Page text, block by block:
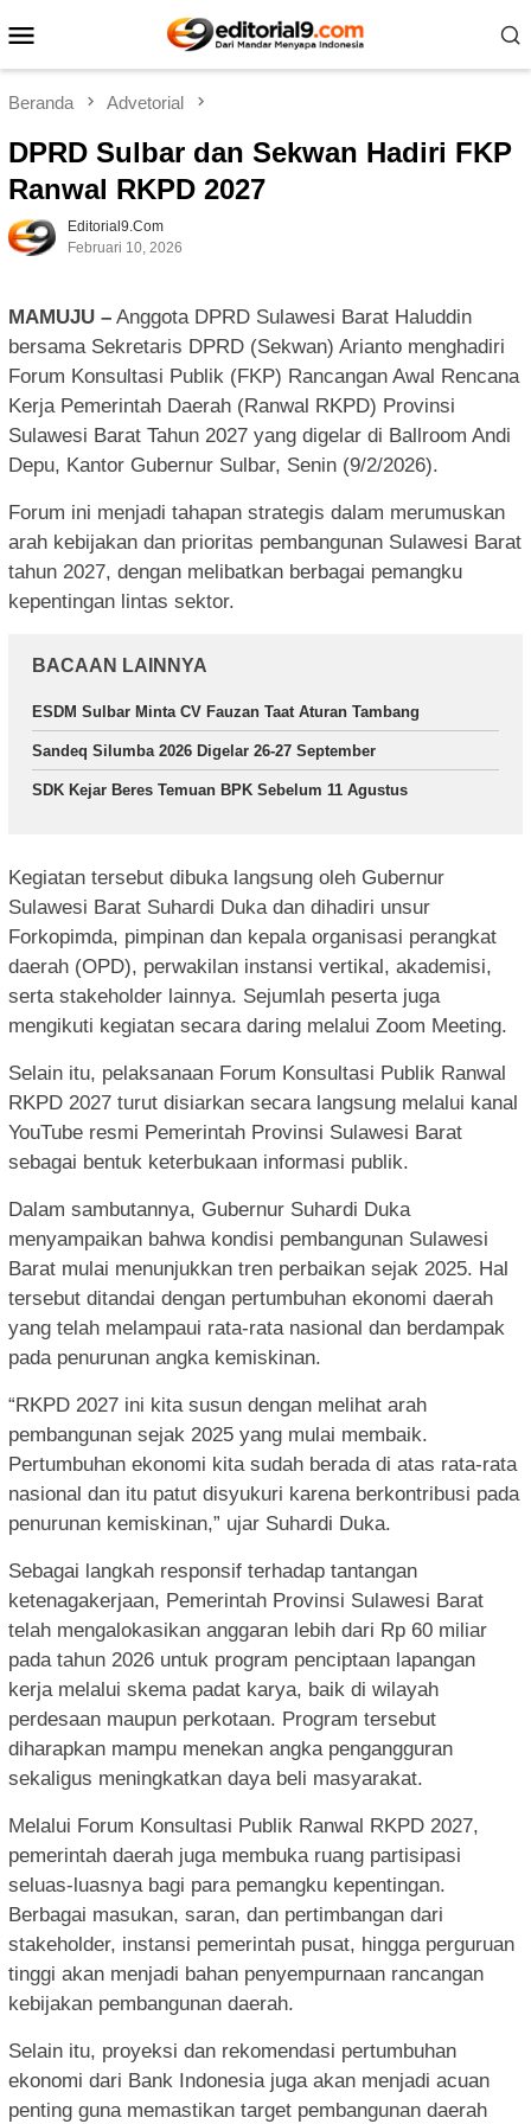
ke
Mobile
Beranda Advetorial
DPRD Sulbar dan Sekwan Hadiri FKP
Ranwal RKPD 2027
Editorial9.com
Februari 10, 2026
MAMUJU – Anggota DPRD Sulawesi Barat Haluddin
bersama Sekretaris DPRD (Sekwan) Arianto menghadiri
Forum Konsultasi Publik (FKP) Rancangan Awal Rencana
Kerja Pemerintah Daerah (Ranwal RKPD) Provinsi
Sulawesi Barat Tahun 2027 yang digelar di Ballroom Andi
Depu, Kantor Gubernur Sulbar, Senin (9/2/2026).
Forum ini menjadi tahapan strategis dalam merumuskan
arah kebijakan dan prioritas pembangunan Sulawesi Barat
tahun 2027, dengan melibatkan berbagai pemangku
kepentingan lintas sektor.
BACAAN LAINNYA
ESDM Sulbar Minta CV Fauzan Taat Aturan Tambang
Sandeq Silumba 2026 Digelar 26-27 September
SDK Kejar Beres Temuan BPK Sebelum 11 Agustus
Kegiatan tersebut dibuka langsung oleh Gubernur
Sulawesi Barat Suhardi Duka dan dihadiri unsur
Forkopimda, pimpinan dan kepala organisasi perangkat
daerah (OPD), perwakilan instansi vertikal, akademisi,
serta stakeholder lainnya. Sejumlah peserta juga
mengikuti kegiatan secara daring melalui Zoom Meeting.
Selain itu, pelaksanaan Forum Konsultasi Publik Ranwal
RKPD 2027 turut disiarkan secara langsung melalui kanal
YouTube resmi Pemerintah Provinsi Sulawesi Barat
sebagai bentuk keterbukaan informasi publik.
Dalam sambutannya, Gubernur Suhardi Duka
menyampaikan bahwa kondisi pembangunan Sulawesi
Barat mulai menunjukkan tren perbaikan sejak 2025. Hal
tersebut ditandai dengan pertumbuhan ekonomi daerah
yang telah melampaui rata-rata nasional dan berdampak
pada penurunan angka kemiskinan.
“RKPD 2027 ini kita susun dengan melihat arah
pembangunan sejak 2025 yang mulai membaik.
Pertumbuhan ekonomi kita sudah berada di atas rata-rata
nasional dan itu patut disyukuri karena berkontribusi pada
penurunan kemiskinan,” ujar Suhardi Duka.
Sebagai langkah responsif terhadap tantangan
ketenagakerjaan, Pemerintah Provinsi Sulawesi Barat
telah mengalokasikan anggaran lebih dari Rp 60 miliar
pada tahun 2026 untuk program penciptaan lapangan
kerja melalui skema padat karya, baik di wilayah
perdesaan maupun perkotaan. Program tersebut
diharapkan mampu menekan angka pengangguran
sekaligus meningkatkan daya beli masyarakat.
Melalui Forum Konsultasi Publik Ranwal RKPD 2027,
pemerintah daerah juga membuka ruang partisipasi
seluas-luasnya bagi para pemangku kepentingan.
Berbagai masukan, saran, dan pertimbangan dari
stakeholder, instansi pemerintah pusat, hingga perguruan
tinggi akan menjadi bahan penyempurnaan rancangan
kebijakan pembangunan daerah.
Selain itu, proyeksi dan rekomendasi pertumbuhan
ekonomi dari Bank Indonesia juga akan menjadi acuan
penting guna memastikan target pembangunan daerah